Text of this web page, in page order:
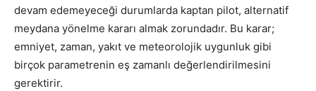
devam edemeyeceği durumlarda kaptan pilot, alternatif
meydana yönelme kararı almak zorundadır. Bu karar;
emniyet, zaman, yakıt ve meteorolojik uygunluk gibi
birçok parametrenin eş zamanlı değerlendirilmesini
gerektirir.